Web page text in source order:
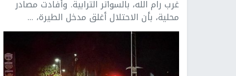
غرب رام الله، بالسواتر الترابية. وأفادت مصادر
محلية، بأن الاحتلال أغلق مدخل الطيرة، ...